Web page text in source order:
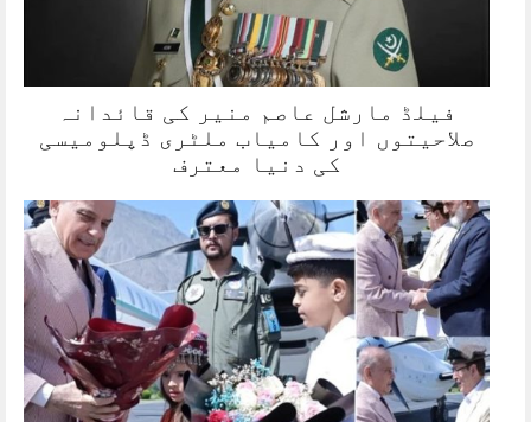
فیلڈ مارشل عاصم منیر کی قائدانہ
صلاحیتوں اور کامیاب ملٹری ڈپلومیسی
کی دنیا معترف